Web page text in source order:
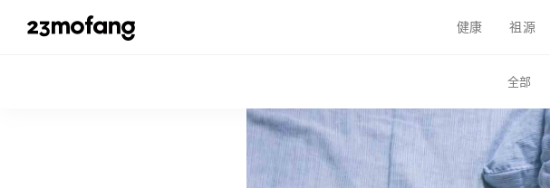
健康 祖源
全部